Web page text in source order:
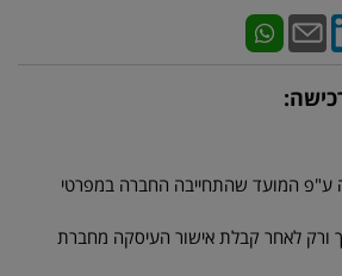
ע"פ המועד שהתחייבה החברה במפרטי
ורק לאחר קבלת אישור העיסקה מחברת